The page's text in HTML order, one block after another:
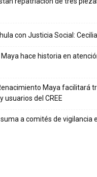
con Justicia Social:
hace historia en
Maya facilitará
usuarios del CREE
a comités de vigilancia